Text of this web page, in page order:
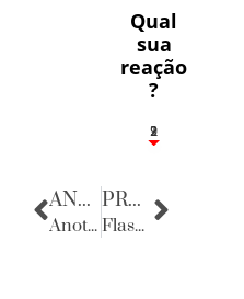
Qual
sua
reação
?
2
1
2
9
ANTERIOR
Anotações do Cotidiano
PRÓXIMA
Flashes